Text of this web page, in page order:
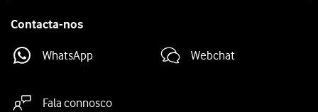
Contacta-nos
WhatsApp Webchat
Fala connosco